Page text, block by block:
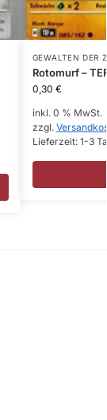
GEWALTEN DER
Rotomurf –
0,30 €
inkl. 0 % MwSt.
zzgl.
Lieferzeit: 1-3